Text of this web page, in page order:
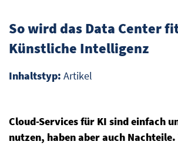
Cloud-Services für KI sind einfach
nutzen, haben aber auch Nachteile.
So wird das Data Center
Künstliche Intelligenz
Inhaltstyp: Artikel